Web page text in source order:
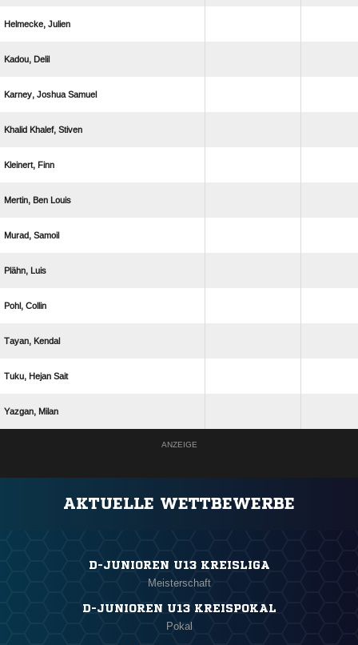
 
 
  
  
 
  
 
 
 
 
  
 
ANZEIGE
AKTUELLE WETTBEWERBE
D-JUNIOREN U13 KREISLIGA
Meisterschaft
D-JUNIOREN U13 KREISPOKAL
Pokal